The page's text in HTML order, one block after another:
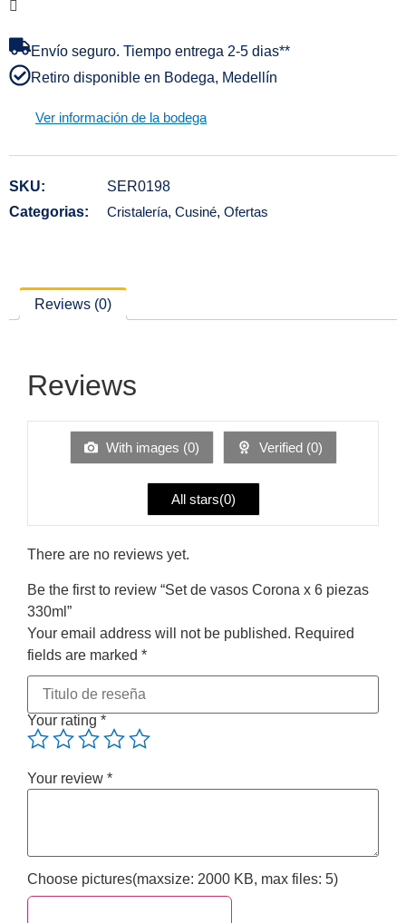
Envío seguro. Tiempo entrega 2-5 dias**
Retiro disponible en Bodega, Medellín
Ver información de la bodega
SKU:
SER0198
Categorias:
Cristalería, Cusiné, Ofertas
Reviews (0)
Reviews
With images (0) Verified (0)
All stars(0)
There are no reviews yet.
Be the first to review “Set de vasos Corona x 6 piezas
330ml”
Your email address will not be published. Required
fields are marked *
Your rating *
Your review *
Choose pictures(maxsize: 2000 KB, max files: 5)